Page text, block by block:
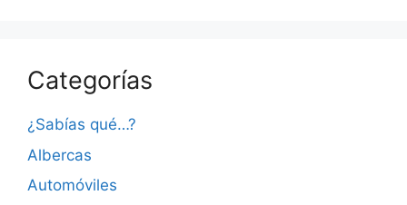
Categorías
¿Sabías qué…?
Albercas
Automóviles